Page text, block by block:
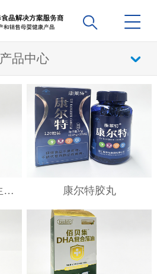
产品中心
莱萃诺盐藻提取物维生素D凝胶糖果 康尔特胶丸